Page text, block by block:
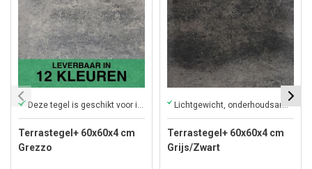
Deze tegel is geschikt voor iedere tuin!
Terrastegel+ 60x60x4 cm
Grezzo
Lichtgewicht, onderhoudsarm en direct af te halen in onze winkel
Terrastegel+ 60x60x4 cm
Grijs/Zwart